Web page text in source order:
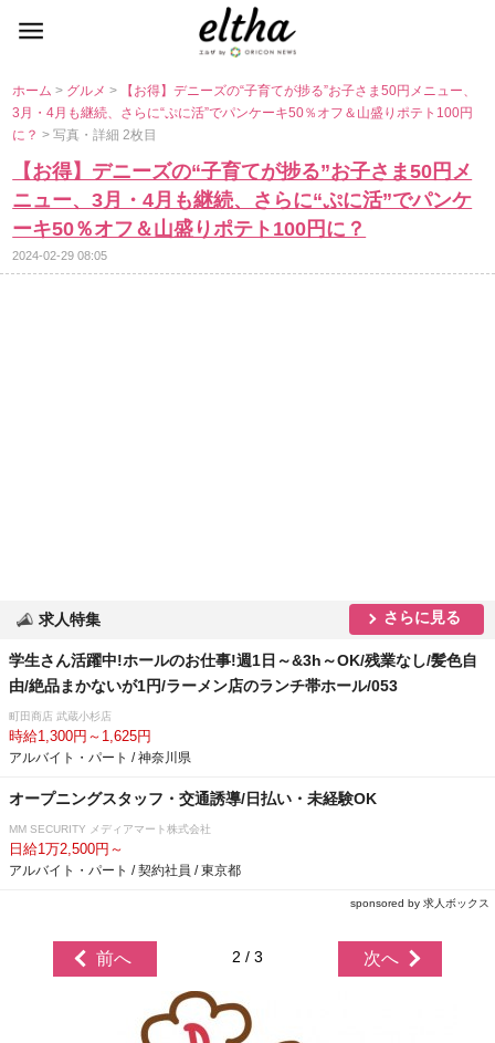
ホーム> グルメ>
【お得】デニーズの“子育てが捗る”お子さま50円メニュー、
3月・4月も継続、さらに“ぷに活”でパンケーキ50％オフ＆山盛りポテト100円
に？> 写真・詳細 2枚目
【お得】デニーズの“子育てが捗る”お子さま50円メ
ニュー、3月・4月も継続、さらに“ぷに活”でパンケ
ーキ50％オフ＆山盛りポテト100円に？
2024-02-29 08:05
求人特集 さらに見る
学生さん活躍中!ホールのお仕事!週1日～&3h～OK/残業なし/髪色自
由/絶品まかないが1円/ラーメン店のランチ帯ホール/053
町田商店 武蔵小杉店
時給1,300円～1,625円
アルバイト・パート / 神奈川県
オープニングスタッフ・交通誘導/日払い・未経験OK
MM SECURITY メディアマート株式会社
日給1万2,500円～
アルバイト・パート / 契約社員 / 東京都
sponsored by 求人ボックス
前へ 2 / 3 次へ